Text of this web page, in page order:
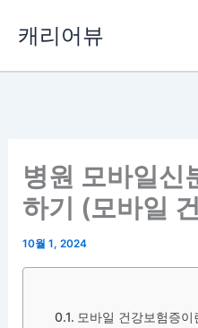
캐리어뷰
병원 모바일신
하기 (모바일
10월 1, 2024
모바일 건강보험증이